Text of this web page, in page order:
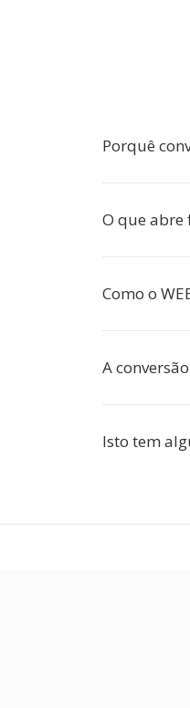
Porquê
O que abre
Como o
A
Isto tem